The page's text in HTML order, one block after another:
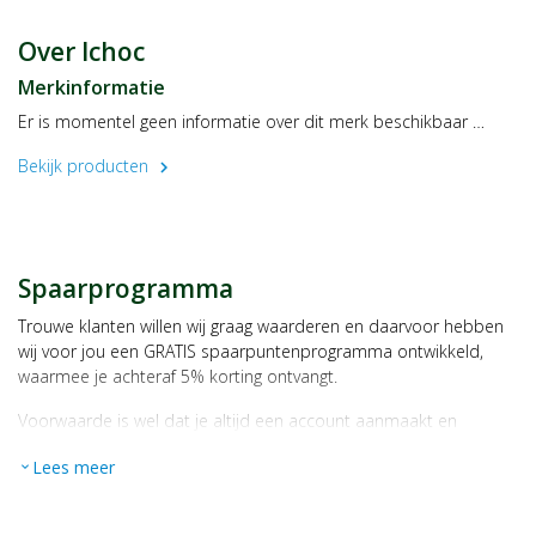
Fabrikant
EcoFinia GmbH
Diebrocker Str. 17
Duitsland
Over Ichoc
Merkinformatie
Er is momentel geen informatie over dit merk beschikbaar …
Bekijk producten
chevron_right
Spaarprogramma
Trouwe klanten willen wij graag waarderen en daarvoor hebben
wij voor jou een GRATIS spaarpuntenprogramma ontwikkeld,
waarmee je achteraf 5% korting ontvangt.
Voorwaarde is wel dat je altijd een account aanmaakt en
Bij iedere bestelling ontvang je per bestede euro 1 spaarpunt,
expand_more Lees meer